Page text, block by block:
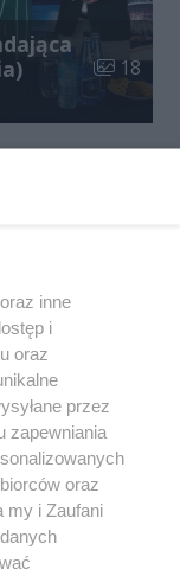
Liczba
18
Praca Łódź
inne
i
oraz
przez
zapewniania
oraz
my i Zaufani